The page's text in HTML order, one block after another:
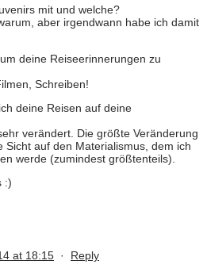
mit und welche?
aber irgendwann habe ich damit
deine Reiseerinnerungen zu
Schreiben!
deine Reisen auf deine
verändert. Die größte Veränderung
Sicht auf den Materialismus, dem ich
werde (zumindest größtenteils).
:)
at 18:15 · Reply